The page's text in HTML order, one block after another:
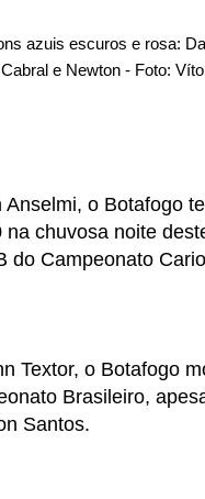
azuis escuros e rosa:
e Newton - Foto:
o Botafogo
chuvosa noite
Campeonato
Textor, o Botafogo
Brasileiro,
Santos.